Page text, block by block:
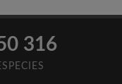
316